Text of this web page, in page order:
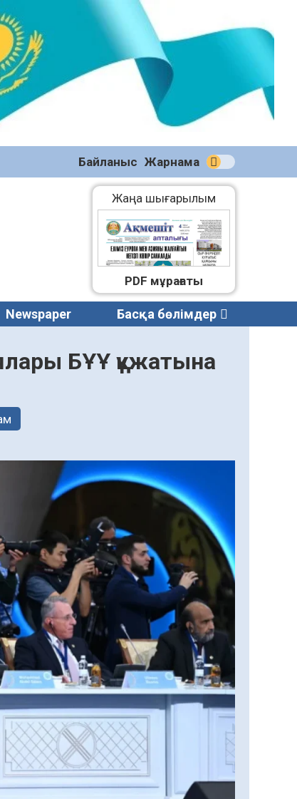
Байланыс Жарнама
Жаңа шығарылым
(2270)
04.08.2026
PDF мұрағаты
Newspaper Басқа бөлімдер
БҰҰ құжатына